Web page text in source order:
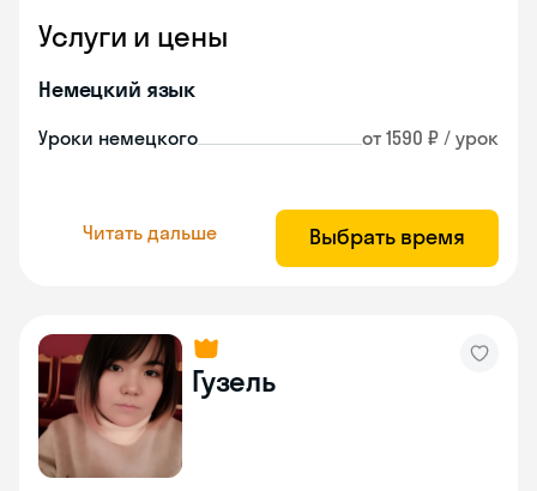
Услуги и цены
Немецкий язык
Уроки немецкого от 1590 ₽ / урок
Читать дальше Выбрать время
Гузель